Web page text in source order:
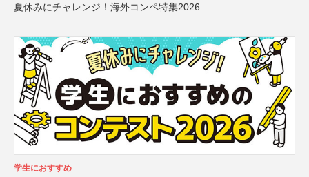
夏休みにチャレンジ！海外コンペ特集2026
学生におすすめ